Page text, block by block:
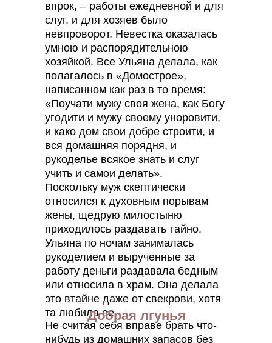
впрок, – работы ежедневной и для
слуг, и для хозяев было
невпроворот. Невестка оказалась
умною и распорядительною
хозяйкой. Все Ульяна делала, как
полагалось в «Домострое»,
написанном как раз в то время:
«Поучати мужу своя жена, как Богу
угодити и мужу своему уноровити,
и како дом свои добре строити, и
вся домашняя порядня, и
рукоделье всякое знать и слуг
учить и самои делать».
Поскольку муж скептически
относился к духовным порывам
жены, щедрую милостыню
приходилось раздавать тайно.
Ульяна по ночам занималась
рукоделием и вырученные за
работу деньги раздавала бедным
или относила в храм. Она делала
это втайне даже от свекрови, хотя
та любила ее.
Не считая себя вправе брать что-
нибудь из домашних запасов без
Добрая лгунья